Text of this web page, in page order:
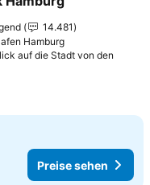
hinzufügen
14.481
Hamburg
auf die Stadt von den
Preise sehen